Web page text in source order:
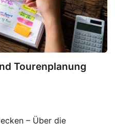
Tourenplanung